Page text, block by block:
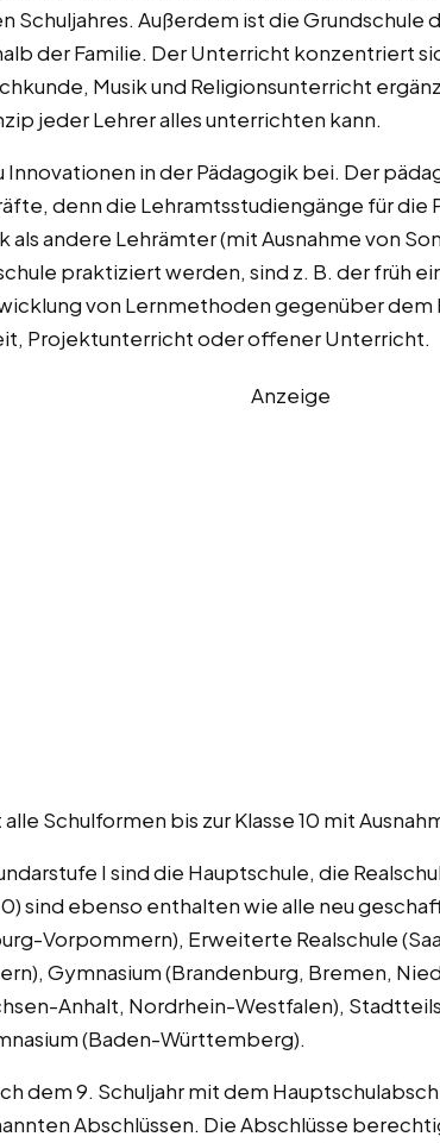
Schuljahres. Außerdem ist die Grundschule
der Familie. Der Unterricht konzentriert
Musik und Religionsunterricht
jeder Lehrer alles unterrichten kann.
Innovationen in der Pädagogik bei. Der
denn die Lehramtsstudiengänge für
als andere Lehrämter (mit Ausnahme von
praktiziert werden, sind z. B. der früh
von Lernmethoden gegenüber dem
Projektunterricht oder offener Unterricht.
Anzeige
Schulformen bis zur Klasse 10 mit
I sind die Hauptschule, die
sind ebenso enthalten wie alle neu
Vorpommern), Erweiterte Realschule
Gymnasium (Brandenburg, Bremen,
Anhalt, Nordrhein-Westfalen),
(Baden-Württemberg).
dem 9. Schuljahr mit dem
Abschlüssen. Die Abschlüsse